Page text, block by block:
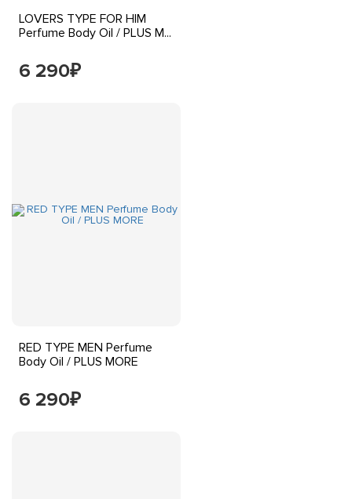
LOVERS TYPE FOR HIM
Perfume Body Oil / PLUS M...
6 290₽
RED TYPE MEN Perfume
Body Oil / PLUS MORE
6 290₽